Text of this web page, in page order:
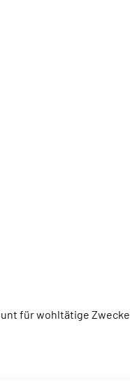
für wohltätige Zwecke